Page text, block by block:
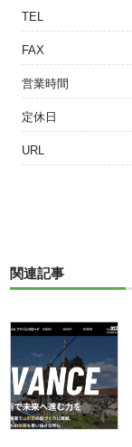
TEL
FAX
営業時間
定休日
URL
関連記事